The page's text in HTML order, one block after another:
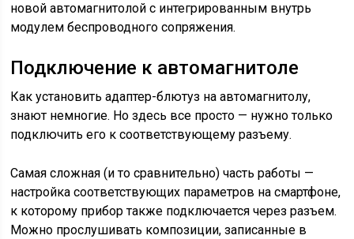
новой автомагнитолой с интегрированным внутрь
модулем беспроводного сопряжения.
Подключение к автомагнитоле
Как установить адаптер-блютуз на автомагнитолу,
знают немногие. Но здесь все просто — нужно только
подключить его к соответствующему разъему.
Самая сложная (и то сравнительно) часть работы —
настройка соответствующих параметров на смартфоне,
к которому прибор также подключается через разъем.
Можно прослушивать композиции, записанные в